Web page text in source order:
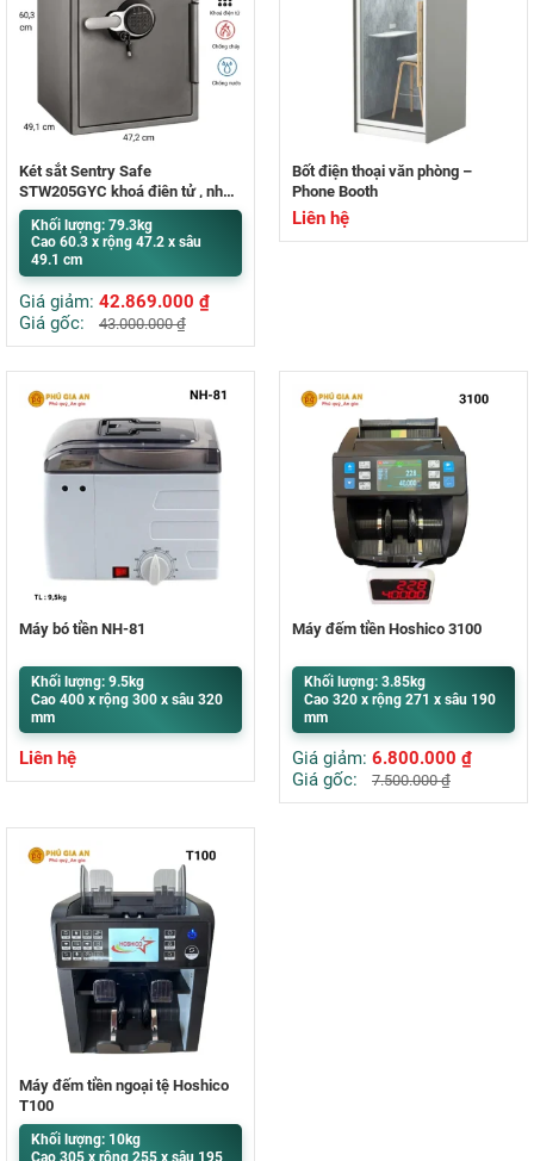
Két sắt Sentry Safe
STW205GYC khoá điện tử , nhập
khẩu Mỹ
Khối lượng: 79.3kg
Cao 60.3 x rộng 47.2 x sâu
49.1 cm
Giá giảm: 42.869.000 ₫
Giá gốc:
43.000.000₫
Bốt điện thoại văn phòng –
Phone Booth
Liên hệ
Máy bó tiền NH-81
Khối lượng: 9.5kg
Cao 400 x rộng 300 x sâu 320
mm
Liên hệ
Máy đếm tiền Hoshico 3100
Khối lượng: 3.85kg
Cao 320 x rộng 271 x sâu 190
mm
Giá giảm: 6.800.000 ₫
Giá gốc:
7.500.000₫
Máy đếm tiền ngoại tệ Hoshico
T100
Khối lượng: 10kg
Cao 305 x rộng 255 x sâu 195